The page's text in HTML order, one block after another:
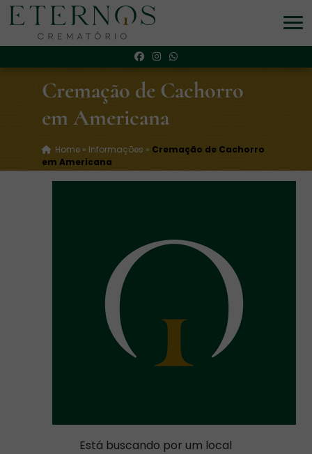
Cremação de Cachorro
em Americana
Home» Informações » Cremação de Cachorro
em Americana
Está buscando por um local